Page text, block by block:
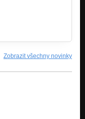
Zobrazit všechny novinky